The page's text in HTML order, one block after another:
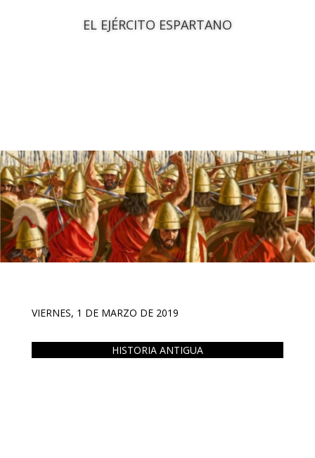
EL EJÉRCITO ESPARTANO
VIERNES, 1 DE MARZO DE 2019
HISTORIA ANTIGUA